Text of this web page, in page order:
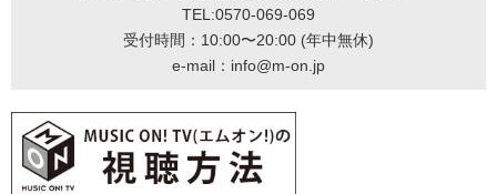
TEL:0570-069-069
受付時間：10:00〜20:00 (年中無休)
e-mail：info@m-on.jp